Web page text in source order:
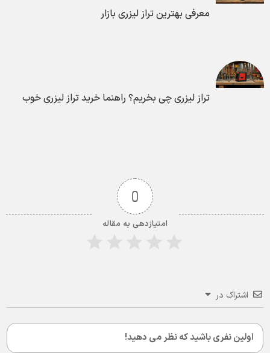
معرفی بهترین تراز لیزری بازار
تراز لیزری چی بخریم؟ راهنما خرید تراز لیزری خوب
0
امتیازدهی به مقاله
اشتراک در